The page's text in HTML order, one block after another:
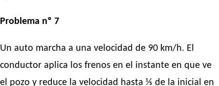
Problema nº 7
Un auto marcha a una velocidad de 90 km/h. El
conductor aplica los frenos en el instante en que ve
el pozo y reduce la velocidad hasta ⅕ de la inicial en